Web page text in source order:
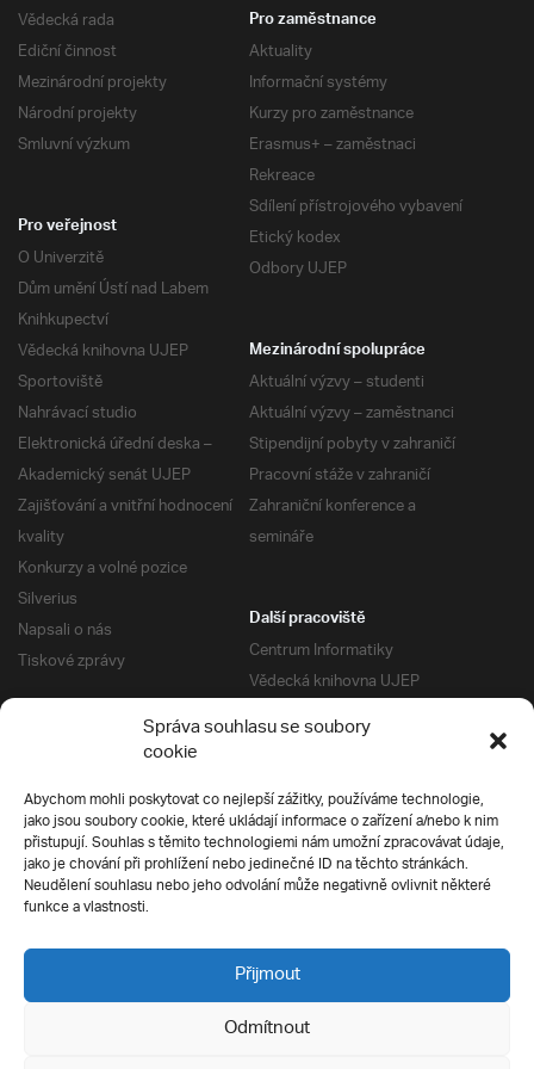
Správa souhlasu se soubory
cookie
Abychom mohli poskytovat co nejlepší zážitky, používáme technologie,
jako jsou soubory cookie, které ukládají informace o zařízení a/nebo k nim
přistupují. Souhlas s těmito technologiemi nám umožní zpracovávat údaje,
jako je chování při prohlížení nebo jedinečné ID na těchto stránkách.
Neudělení souhlasu nebo jeho odvolání může negativně ovlivnit některé
funkce a vlastnosti.
Přijmout
Odmítnout
Vědecká rada
Ediční činnost
Mezinárodní projekty
Národní projekty
Smluvní výzkum
Pro zaměstnance
Aktuality
Informační systémy
Kurzy pro zaměstnance
Erasmus+ – zaměstnaci
Rekreace
Sdílení přístrojového vybavení
Etický kodex
Odbory UJEP
Pro veřejnost
O Univerzitě
Dům umění Ústí nad Labem
Knihkupectví
Vědecká knihovna UJEP
Sportoviště
Nahrávací studio
Elektronická úřední deska –
Akademický senát UJEP
Zajišťování a vnitřní hodnocení
kvality
Konkurzy a volné pozice
Silverius
Napsali o nás
Tiskové zprávy
Mezinárodní spolupráce
Aktuální výzvy – studenti
Aktuální výzvy – zaměstnanci
Stipendijní pobyty v zahraničí
Pracovní stáže v zahraničí
Zahraniční konference a
semináře
Další pracoviště
Centrum Informatiky
Vědecká knihovna UJEP
Správa kolejí a menz
Univerzitní centrum podpory
Silverius
Pro uchazeče
Přijímací řízení
E-prihlaska
Přípravné kurzy
Ochrana soukromí